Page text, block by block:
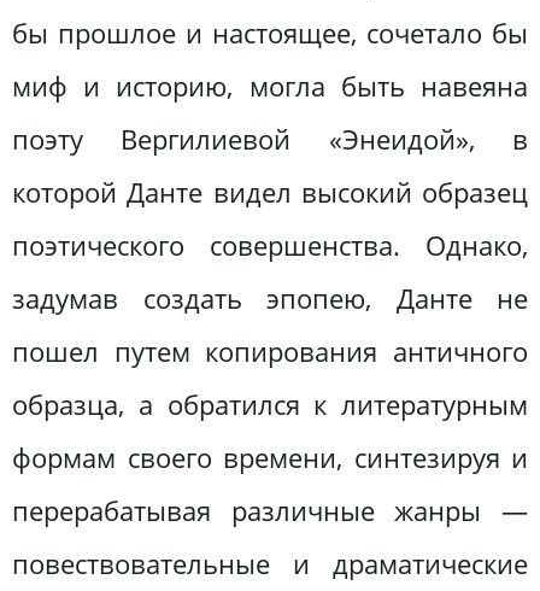
бы прошлое и настоящее, сочетало бы
миф и историю, могла быть навеяна
поэту Вергилиевой «Энеидой», в
которой Данте видел высокий образец
поэтического совершенства. Однако,
задумав создать эпопею, Данте не
пошел путем копирования античного
образца, а обратился к литературным
формам своего времени, синтезируя и
перерабатывая различные жанры —
повествовательные и драматические